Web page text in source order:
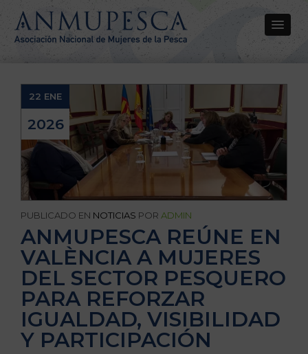
22 ENE
2026
PUBLICADO EN NOTICIAS POR ADMIN
ANMUPESCA REÚNE EN
VALÈNCIA A MUJERES
DEL SECTOR PESQUERO
PARA REFORZAR
IGUALDAD, VISIBILIDAD
Y PARTICIPACIÓN